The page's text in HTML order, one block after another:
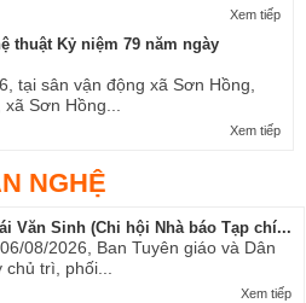
Xem tiếp
thuật Kỷ niệm 79 năm ngày
tại sân vận động xã Sơn Hồng,
Sơn Hồng...
Xem tiếp
NGHỆ
Văn Sinh (Chi hội Nhà báo Tạp chí...
08/2026, Ban Tuyên giáo và Dân
trì, phối...
Xem tiếp